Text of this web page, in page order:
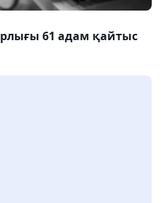
61 адам қайтыс